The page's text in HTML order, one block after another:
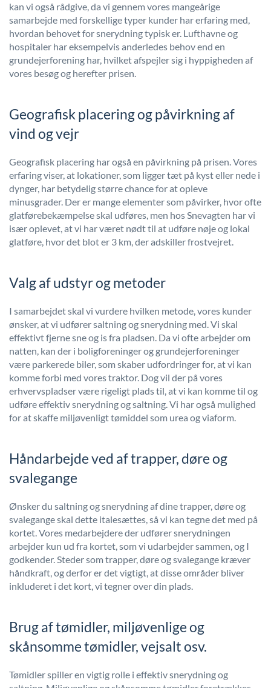
kan vi også rådgive, da vi gennem vores mangeårige
samarbejde med forskellige typer kunder har erfaring med,
hvordan behovet for snerydning typisk er. Lufthavne og
hospitaler har eksempelvis anderledes behov end en
grundejerforening har, hvilket afspejler sig i hyppigheden af
vores besøg og herefter prisen.
Geografisk placering og påvirkning af
vind og vejr
Geografisk placering har også en påvirkning på prisen. Vores
erfaring viser, at lokationer, som ligger tæt på kyst eller nede i
dynger, har betydelig større chance for at opleve
minusgrader. Der er mange elementer som påvirker, hvor ofte
glatførebekæmpelse skal udføres, men hos Snevagten har vi
især oplevet, at vi har været nødt til at udføre nøje og lokal
glatføre, hvor det blot er 3 km, der adskiller frostvejret.
Valg af udstyr og metoder
I samarbejdet skal vi vurdere hvilken metode, vores kunder
ønsker, at vi udfører saltning og snerydning med. Vi skal
effektivt fjerne sne og is fra pladsen. Da vi ofte arbejder om
natten, kan der i boligforeninger og grundejerforeninger
være parkerede biler, som skaber udfordringer for, at vi kan
komme forbi med vores traktor. Dog vil der på vores
erhvervspladser være rigeligt plads til, at vi kan komme til og
udføre effektiv snerydning og saltning. Vi har også mulighed
for at skaffe miljøvenligt tømiddel som urea og viaform.
Håndarbejde ved af trapper, døre og
svalegange
Ønsker du saltning og snerydning af dine trapper, døre og
svalegange skal dette italesættes, så vi kan tegne det med på
kortet. Vores medarbejdere der udfører snerydningen
arbejder kun ud fra kortet, som vi udarbejder sammen, og I
godkender. Steder som trapper, døre og svalegange kræver
håndkraft, og derfor er det vigtigt, at disse områder bliver
inkluderet i det kort, vi tegner over din plads.
Brug af tømidler, miljøvenlige og
skånsomme tømidler, vejsalt osv.
Tømidler spiller en vigtig rolle i effektiv snerydning og